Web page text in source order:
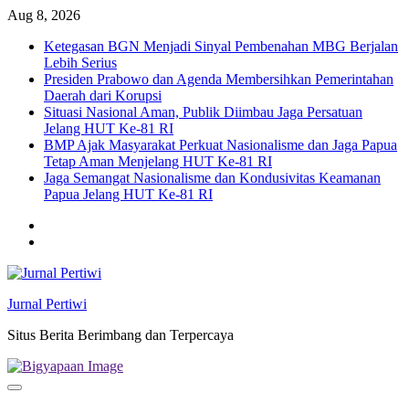
Skip
content
Aug 8, 2026
Ketegasan BGN Menjadi Sinyal Pembenahan MBG Berjalan
Lebih Serius
Presiden Prabowo dan Agenda Membersihkan Pemerintahan
Daerah dari Korupsi
Situasi Nasional Aman, Publik Diimbau Jaga Persatuan
Jelang HUT Ke-81 RI
BMP Ajak Masyarakat Perkuat Nasionalisme dan Jaga Papua
Tetap Aman Menjelang HUT Ke-81 RI
Jaga Semangat Nasionalisme dan Kondusivitas Keamanan
Papua Jelang HUT Ke-81 RI
Jurnal Pertiwi
Situs Berita Berimbang dan Terpercaya